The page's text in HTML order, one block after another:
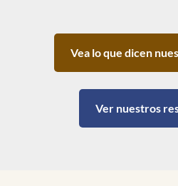
Vea lo que dicen
Ver nuestros